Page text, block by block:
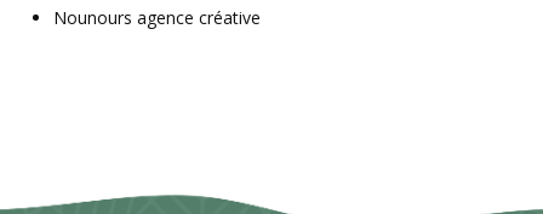
Nounours agence créative